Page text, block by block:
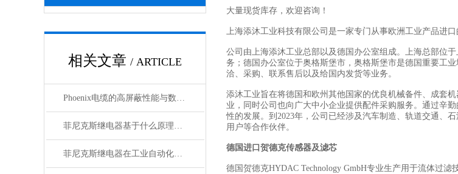
相关文章 / ARTICLE
Phoenix电缆的高屏蔽性能与数据传输优势
菲尼克斯继电器基于什么原理工作？
菲尼克斯继电器在工业自动化中的作用
大量现货库存，欢迎咨询！
上海添沐工业科技有限公司是一家专门从事欧洲工业产品进
公司由上海添沐工业总部以及德国办公室组成。上海总部位
务；德国办公室位于奥格斯堡市，奥格斯堡市是德国重要工
洽、采购、联系售后以及给国内发货等业务。
添沐工业旨在将德国和欧州其他国家的优良机械备件、成套
业，同时公司也向广大中小企业提供配件采购服务。通过辛
性的发展。到2023年，公司已经涉及汽车制造、轨道交通、
用户等合作伙伴。
德国进口贺德克传感器及滤芯
德国贺德克HYDAC Technology GmbH专业生产用于流体过